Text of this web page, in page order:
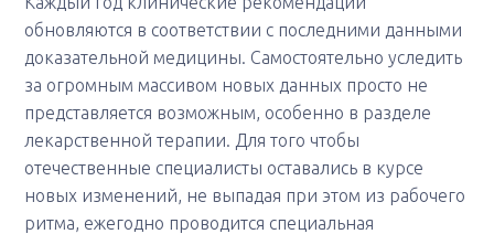
обновляются в соответствии с последними данными
доказательной медицины. Самостоятельно уследить
за огромным массивом новых данных просто не
представляется возможным, особенно в разделе
лекарственной терапии. Для того чтобы
отечественные специалисты оставались в курсе
новых изменений, не выпадая при этом из рабочего
ритма, ежегодно проводится специальная